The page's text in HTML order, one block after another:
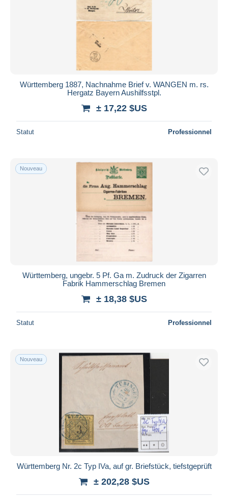
Württemberg 1887, Nachnahme Brief v. WANGEN m. rs.
Hergatz Bayern Aushilfsstpl.
± 17,22 $US
Statut Professionnel
Nouveau
Württemberg, ungebr. 5 Pf. Ga m. Zudruck der Zigarren
Fabrik Hammerschlag Bremen
± 18,38 $US
Statut Professionnel
Nouveau
Württemberg Nr. 2c Typ IVa, auf gr. Briefstück, tiefstgeprüft
± 202,28 $US